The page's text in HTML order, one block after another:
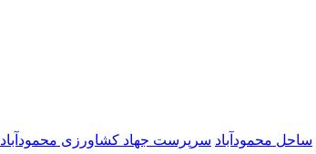
ساحل محمودآباد سرپرست جهاد کشاورزی محمودآباد